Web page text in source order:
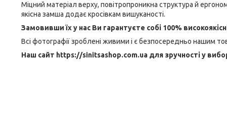
Міцний матеріал верху, повітропроникна структура й
якісна замша додає кросівкам вишуканості.
Замовивши їх у нас Ви гарантуєте собі 100%
Всі фотографії зроблені живими і є безпосередньо нашим
Наш сайт https://sinitsashop.com.ua для зручності у